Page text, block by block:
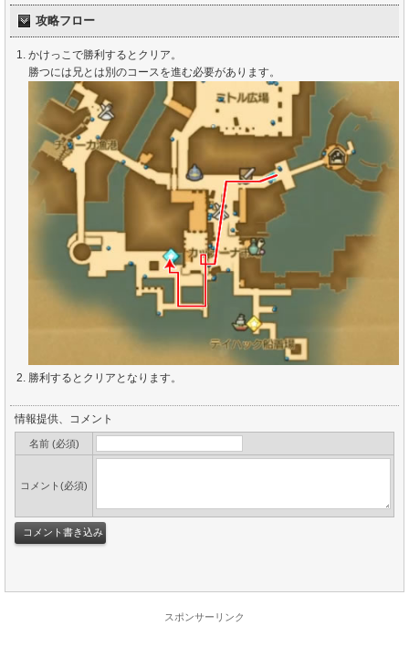
攻略フロー
かけっこで勝利するとクリア。
勝つには兄とは別のコースを進む必要があります。
勝利するとクリアとなります。
情報提供、コメント
名前 (必須)
コメント(必須)
スポンサーリンク